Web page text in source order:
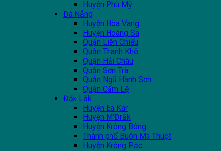
Huyện Phù Mỹ
Đà Nẵng
Huyện Hòa Vang
Huyện Hoàng Sa
Quận Liên Chiểu
Quận Thanh Khê
Quận Hải Châu
Quận Sơn Trà
Quận Ngũ Hành Sơn
Quận Cẩm Lệ
Đắk Lắk
Huyện Ea Kar
Huyện M'Đrắk
Huyện Krông Bông
Thành phố Buôn Ma Thuột
Huyện Krông Pắc